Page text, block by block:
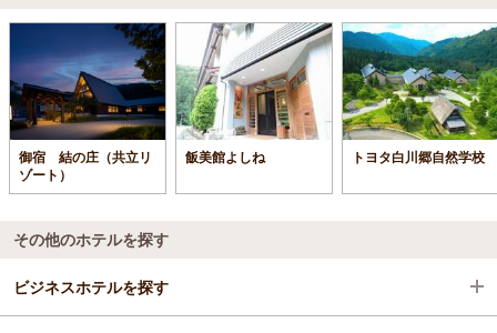
御宿 結の庄（共立リ
ゾート）
飯美館よしね トヨタ白川郷自然学校
その他のホテルを探す
ビジネスホテルを探す